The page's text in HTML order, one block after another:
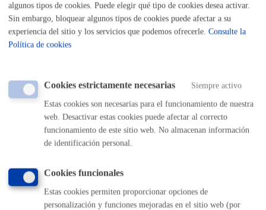
Registro general: presentar alegaciones o recursos en un
expediente
* Online con certificado electrónico
TELÉFONO
MÁQUINA
Volver al índice Volver atrás
Comunícate con el Ayuntamiento de Donostia / San
Sebastián
algunos tipos de cookies. Puede elegir qué tipo de cookies desea activar.
Sin embargo, bloquear algunos tipos de cookies puede afectar a su
experiencia del sitio y los servicios que podemos ofrecerle. Consulte la
Política de cookies
Cookies estrictamente necesarias Siempre activo
Estas cookies son necesarias para el funcionamiento de nuestra
web. Desactivar estas cookies puede afectar al correcto
funcionamiento de este sitio web. No almacenan información
de identificación personal.
Cookies funcionales
Estas cookies permiten proporcionar opciones de
personalización y funciones mejoradas en el sitio web (por